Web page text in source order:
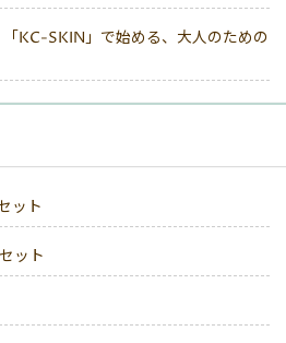
KC-SKIN」で始める、大人のための
ット
ット